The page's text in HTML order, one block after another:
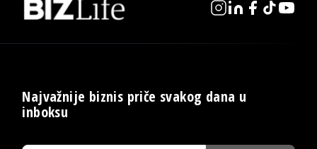
Najvažnije biznis priče svakog dana u
inboksu